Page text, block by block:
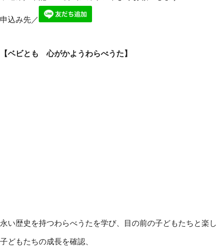
申込み先／
【ベビとも 心がかようわらべうた】
永い歴史を持つわらべうたを学び、目の前の子どもたちと楽
子どもたちの成長を確認、